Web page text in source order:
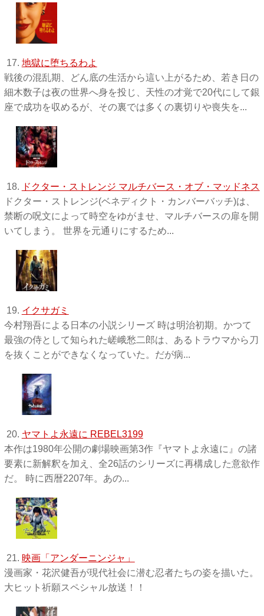
17. 地獄に堕ちるわよ
戦後の混乱期、どん底の生活から這い上がるため、若き日の
細木数子は夜の世界へ身を投じ、天性の才覚で20代にして銀
座で成功を収めるが、その裏では多くの裏切りや喪失を...
18. ドクター・ストレンジ マルチバース・オブ・マッドネス
ドクター・ストレンジ(ベネディクト・カンバーバッチ)は、
禁断の呪文によって時空をゆがませ、マルチバースの扉を開
いてしまう。 世界を元通りにするため...
19. イクサガミ
今村翔吾による日本の小説シリーズ 時は明治初期。かつて
最強の侍として知られた嵯峨愁二郎は、あるトラウマから刀
を抜くことができなくなっていた。だが病...
20. ヤマトよ永遠に REBEL3199
本作は1980年公開の劇場映画第3作『ヤマトよ永遠に』の諸
要素に新解釈を加え、全26話のシリーズに再構成した意欲作
だ。 時に西暦2207年。あの...
21. 映画「アンダーニンジャ」
漫画家・花沢健吾が現代社会に潜む忍者たちの姿を描いた。
大ヒット祈願スペシャル放送！！